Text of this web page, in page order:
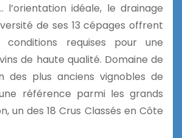
idéale, le drainage
de ses 13 cépages offrent
conditions requises pour une
de haute qualité. Domaine de
des plus anciens vignobles de
référence parmi les grands
un des 18 Crus Classés en Côte